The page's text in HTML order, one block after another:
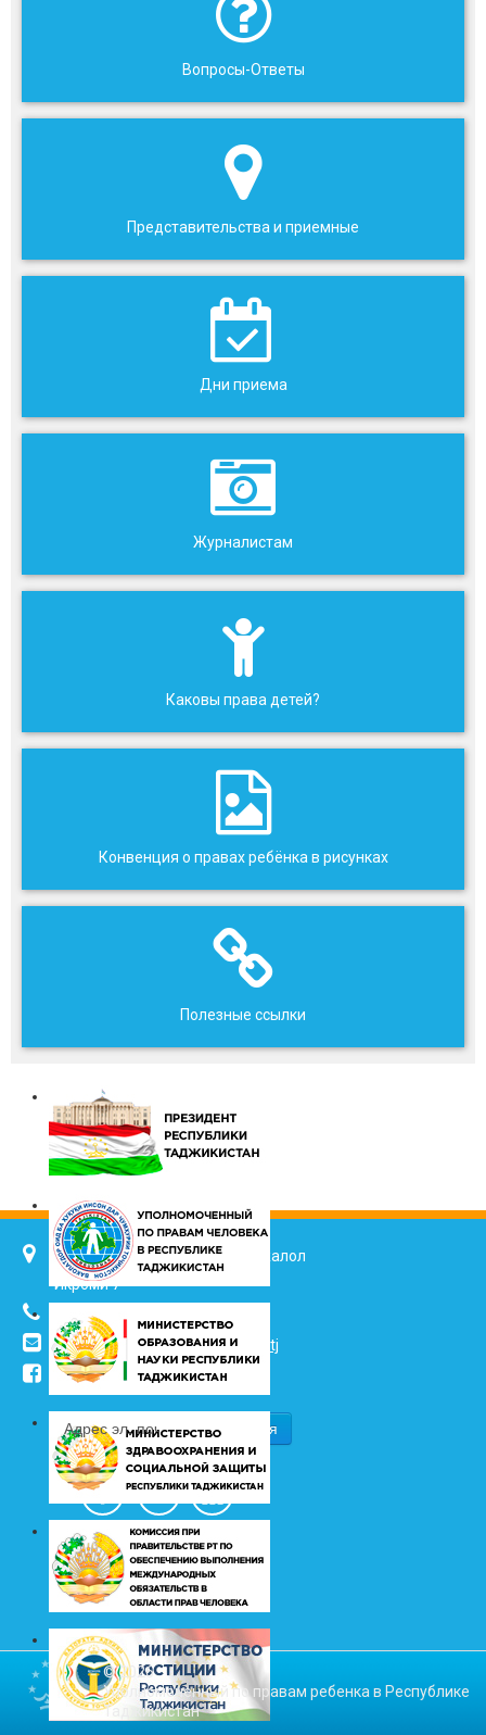
Вопросы-Ответы
Представительства и приемные
Дни приема
Журналистам
Каковы права детей?
Конвенция о правах ребёнка в рисунках
Полезные ссылки
734025, г. Душанбе, улица Джалол
Икроми 7
(+992 37) 2217352
info@vhk.tj
info@ombudsman.tj
/kudakon
© 2026
Уполномоченный по правам ребенка в Республике
Таджикистан